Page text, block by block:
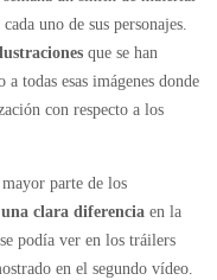
uno de sus personajes.
que se han
todas esas imágenes donde
con respecto a los
parte de los
una clara diferencia en la
podía ver en los tráilers
en el segundo vídeo.